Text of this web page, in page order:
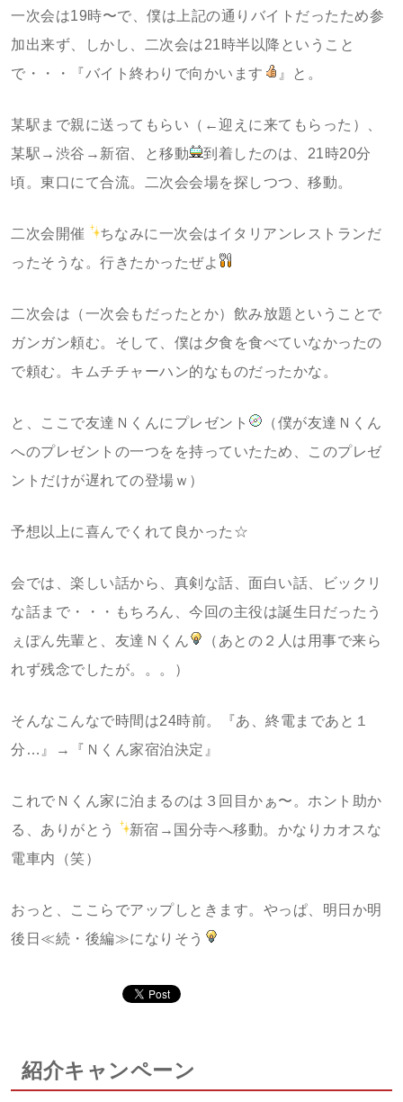
一次会は19時〜で、僕は上記の通りバイトだったため参
加出来ず、しかし、二次会は21時半以降ということ
で・・・『バイト終わりで向かいます
』と。
某駅まで親に送ってもらい（←迎えに来てもらった）、
某駅→渋谷→新宿、と移動
到着したのは、21時20分
頃。東口にて合流。二次会会場を探しつつ、移動。
二次会開催
ちなみに一次会はイタリアンレストランだ
ったそうな。行きたかったぜよ
二次会は（一次会もだったとか）飲み放題ということで
ガンガン頼む。そして、僕は夕食を食べていなかったの
で頼む。キムチチャーハン的なものだったかな。
と、ここで友達Ｎくんにプレゼント
（僕が友達Ｎくん
へのプレゼントの一つをを持っていたため、このプレゼ
ントだけが遅れての登場ｗ）
予想以上に喜んでくれて良かった☆
会では、楽しい話から、真剣な話、面白い話、ビックリ
な話まで・・・もちろん、今回の主役は誕生日だったう
ぇぽん先輩と、友達Ｎくん
（あとの２人は用事で来ら
れず残念でしたが。。。）
そんなこんなで時間は24時前。『あ、終電まであと１
分…』→『Ｎくん家宿泊決定』
これでＮくん家に泊まるのは３回目かぁ〜。ホント助か
る、ありがとう
新宿→国分寺へ移動。かなりカオスな
電車内（笑）
おっと、ここらでアップしときます。やっぱ、明日か明
後日≪続・後編≫になりそう
紹介キャンペーン